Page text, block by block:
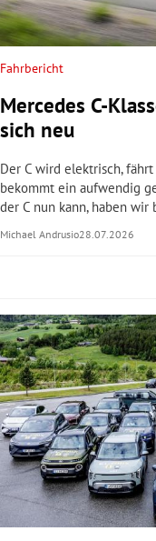
Untermenü
Untermenü
Untermenü
Untermenü
Untermenü
Untermenü
Untermenü
Fahrbericht
Mercedes C-
sich neu
Der C wird elektrisch,
bekommt ein aufwendig
der C nun kann, haben
Michael Andrusio28.07.2026